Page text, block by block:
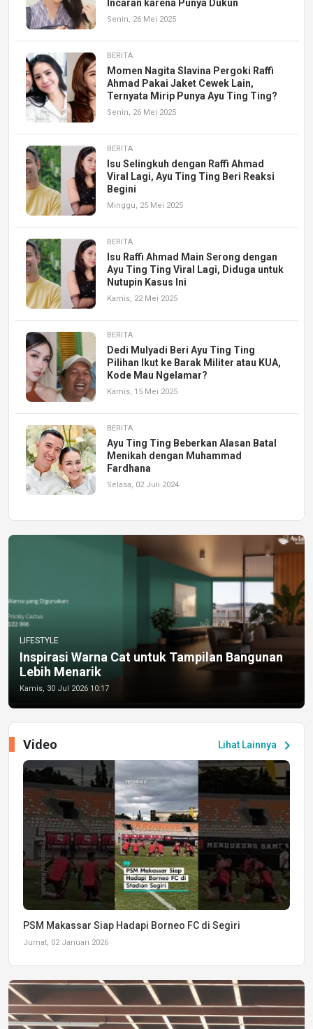
Incaran karena Punya Dukun
Senin, 26 Mei 2025
BERITA
Momen Nagita Slavina Pergoki Raffi
Ahmad Pakai Jaket Cewek Lain,
Ternyata Mirip Punya Ayu Ting Ting?
Senin, 26 Mei 2025
BERITA
Isu Selingkuh dengan Raffi Ahmad
Viral Lagi, Ayu Ting Ting Beri Reaksi
Begini
Minggu, 25 Mei 2025
BERITA
Isu Raffi Ahmad Main Serong dengan
Ayu Ting Ting Viral Lagi, Diduga untuk
Nutupin Kasus Ini
Kamis, 22 Mei 2025
BERITA
Dedi Mulyadi Beri Ayu Ting Ting
Pilihan Ikut ke Barak Militer atau KUA,
Kode Mau Ngelamar?
Kamis, 15 Mei 2025
BERITA
Ayu Ting Ting Beberkan Alasan Batal
Menikah dengan Muhammad
Fardhana
Selasa, 02 Juli 2024
LIFESTYLE
Inspirasi Warna Cat untuk Tampilan Bangunan
Lebih Menarik
Kamis, 30 Jul 2026 10:17
Lihat Lainnya chevron_right
Video
PSM Makassar Siap Hadapi Borneo FC di Segiri
Jumat, 02 Januari 2026